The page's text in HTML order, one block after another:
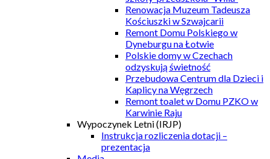
Renowacja Muzeum Tadeusza
Kościuszki w Szwajcarii
Remont Domu Polskiego w
Dyneburgu na Łotwie
Polskie domy w Czechach
odzyskują świetność
Przebudowa Centrum dla Dzieci i
Kaplicy na Węgrzech
Remont toalet w Domu PZKO w
Karwinie Raju
Wypoczynek Letni (IRJP)
Instrukcja rozliczenia dotacji –
prezentacja